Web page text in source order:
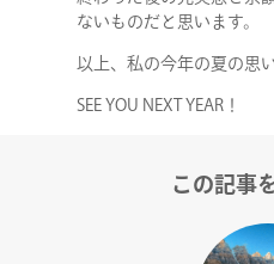
ないものだと思います。
以上、私の今年の夏の思
SEE YOU NEXT YEAR！
この記事